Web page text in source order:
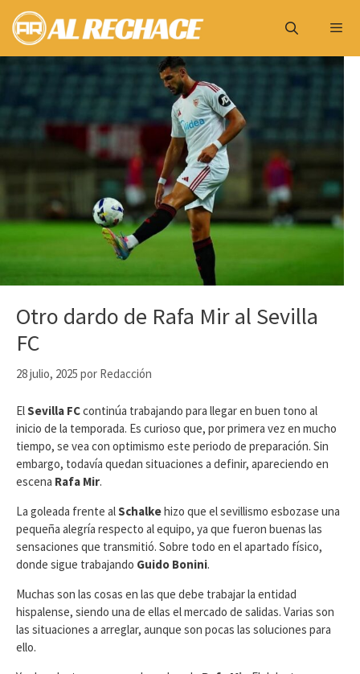
Saltar
contenido
Otro dardo de Rafa Mir al Sevilla
FC
28 julio, 2025 por Redacción
ElSevilla FCcontinúa trabajando para llegar en buen tono al
inicio de la temporada. Es curioso que, por primera vez en mucho
tiempo, se vea con optimismo este periodo de preparación. Sin
embargo, todavía quedan situaciones a definir, apareciendo en
escena Rafa Mir.
La goleada frente alSchalkehizo que el sevillismo esbozase una
pequeña alegría respecto al equipo, ya que fueron buenas las
sensaciones que transmitió. Sobre todo en el apartado físico,
donde sigue trabajando Guido Bonini.
Muchas son las cosas en las que debe trabajar la entidad
hispalense, siendo una de ellas el mercado de salidas. Varias son
las situaciones a arreglar, aunque son pocas las soluciones para
ello.